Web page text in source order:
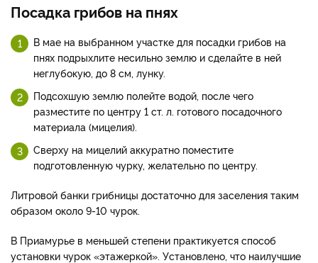
Посадка грибов на пнях
В мае на выбранном участке для посадки грибов на
пнях подрыхлите несильно землю и сделайте в ней
неглубокую, до 8 см, лунку.
Подсохшую землю полейте водой, после чего
разместите по центру 1 ст. л. готового посадочного
материала (мицелия).
Сверху на мицелий аккуратно поместите
подготовленную чурку, желательно по центру.
Литровой банки грибницы достаточно для заселения таким
образом около 9-10 чурок.
В Приамурье в меньшей степени практикуется способ
установки чурок «этажеркой». Установлено, что наилучшие